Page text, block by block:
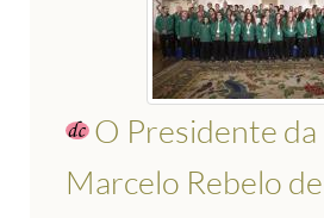
O Presidente da
Marcelo Rebelo